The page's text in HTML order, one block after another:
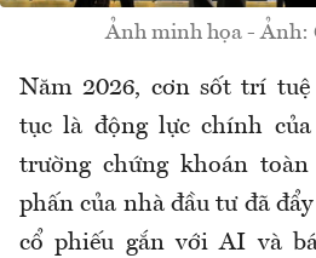
Ảnh minh họa - Ảnh:
Năm 2026, cơn sốt trí
tục là động lực chính
trường chứng khoán
phấn của nhà đầu tư đã
cổ phiếu gắn với AI và